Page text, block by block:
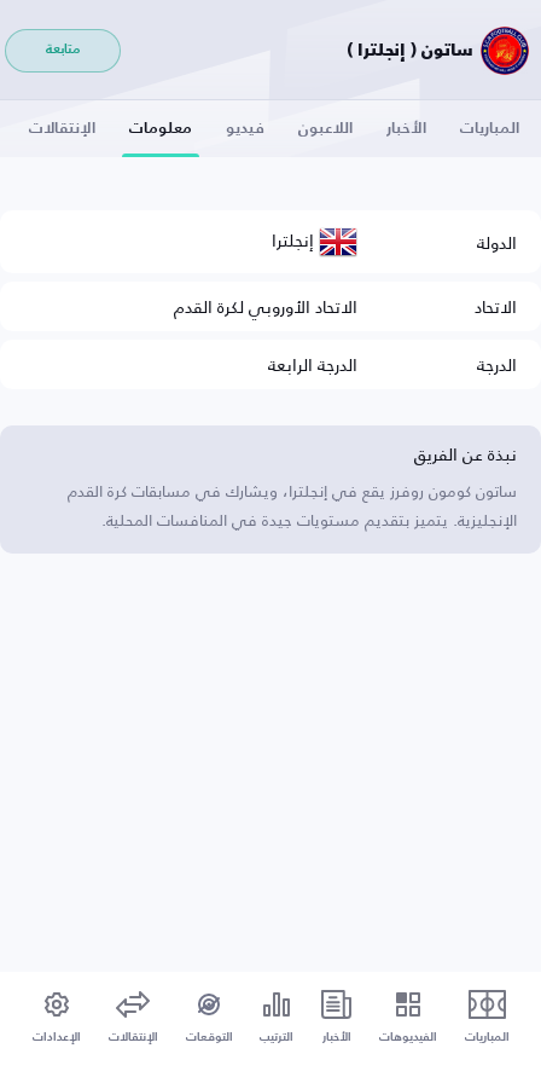
ساتون ( إنجلترا ) متابعة
المباريات الأخبار اللاعبون فيديو معلومات الإنتقالات
الدولة إنجلترا
الاتحاد
الاتحاد الأوروبي لكرة القدم
الدرجة
الدرجة الرابعة
نبذة عن الفريق
ساتون كومون روفرز يقع في إنجلترا، ويشارك في مسابقات كرة القدم
الإنجليزية. يتميز بتقديم مستويات جيدة في المنافسات المحلية.
المباريات الفيديوهات الأخبار الترتيب التوقعات الإنتقالات الإعدادات